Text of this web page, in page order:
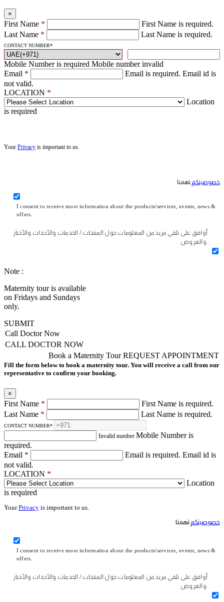
×
First Name *
First Name is required.
Last Name * Last Name is required.
CONTACT NUMBER*
Mobile Number is required Mobile number invalid
Email * Email is required. Email id is
not valid.
LOCATION *
Location
is required
Your Privacy is important to us.
خصوصيتكم تهمنا
I consent to receive more information about the products/services, events, news &
offers.
أوافق على تلقي مزيد من المعلومات حول المنتجات / الخدمات والأحداث والأخبار
Note :
Maternity tour is available
on Fridays and Sundays
only.
SUBMIT
Call Doctor Now
CALL DOCTOR NOW
REQUEST APPOINTMENT
Book a Maternity Tour
Fill the form below to book a maternity tour. You will receive a call from our
representative to confirm your booking.
×
First Name *
First Name is required.
Last Name * Last Name is required.
CONTACT NUMBER*
Invalid number Mobile Number is
required.
Email * Email is required. Email id is
not valid.
LOCATION *
Location
is required
YourPrivacy is important to us.
خصوصيتكم تهمنا
I consent to receive more information about the products/services, events, news &
offers.
أوافق على تلقي مزيد من المعلومات حول المنتجات / الخدمات والأحداث والأخبار
والعروض.